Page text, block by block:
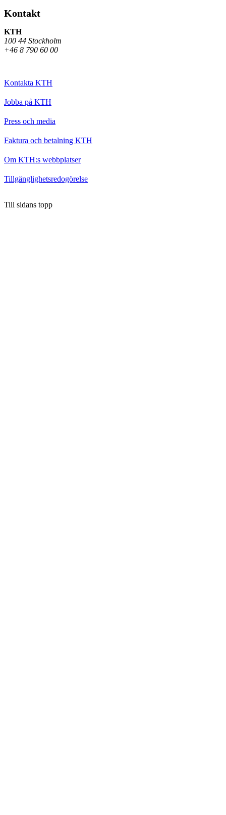
Kontakt
KTH
100 44 Stockholm
+46 8 790 60 00
Kontakta KTH
Jobba på KTH
Press och media
Faktura och betalning KTH
Om KTH:s webbplatser
Tillgänglighetsredogörelse
Till sidans topp